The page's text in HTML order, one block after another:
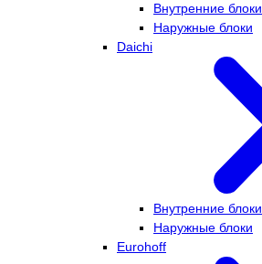
Внутренние блоки
Наружные блоки
Daichi
Внутренние блоки
Наружные блоки
Eurohoff